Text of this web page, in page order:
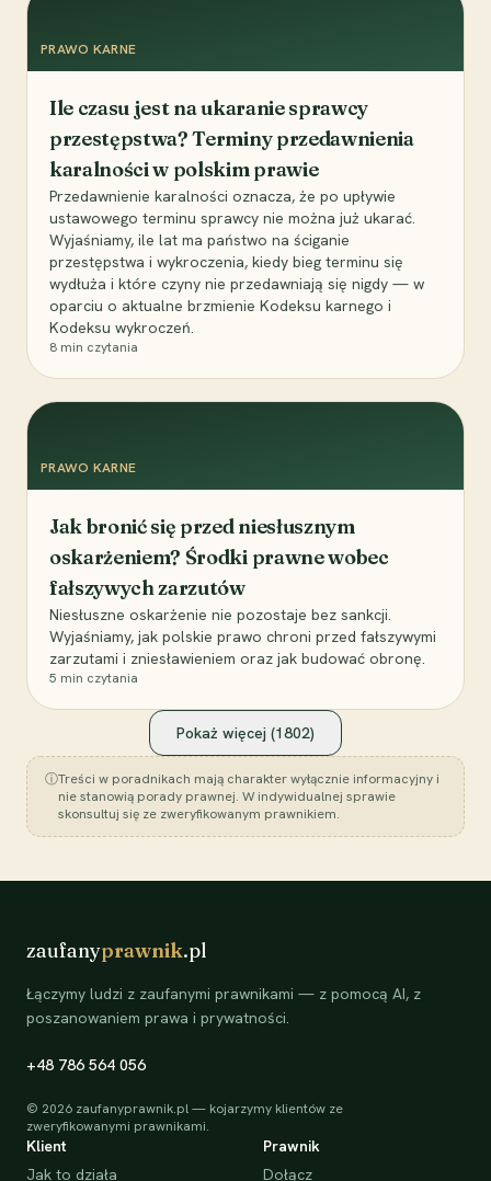
PRAWO KARNE
Ile czasu jest na ukaranie sprawcy
przestępstwa? Terminy przedawnienia
karalności w polskim prawie
Przedawnienie karalności oznacza, że po upływie
ustawowego terminu sprawcy nie można już ukarać.
Wyjaśniamy, ile lat ma państwo na ściganie
przestępstwa i wykroczenia, kiedy bieg terminu się
wydłuża i które czyny nie przedawniają się nigdy — w
oparciu o aktualne brzmienie Kodeksu karnego i
Kodeksu wykroczeń.
8 min czytania
PRAWO KARNE
Jak bronić się przed niesłusznym
oskarżeniem? Środki prawne wobec
fałszywych zarzutów
Niesłuszne oskarżenie nie pozostaje bez sankcji.
Wyjaśniamy, jak polskie prawo chroni przed fałszywymi
zarzutami i zniesławieniem oraz jak budować obronę.
5 min czytania
Pokaż więcej (1802)
ⓘTreści w poradnikach mają charakter wyłącznie informacyjny i
nie stanowią porady prawnej. W indywidualnej sprawie
skonsultuj się ze zweryfikowanym prawnikiem.
zaufanyprawnik.pl
Łączymy ludzi z zaufanymi prawnikami — z pomocą AI, z
poszanowaniem prawa i prywatności.
+48 786 564 056
© 2026 zaufanyprawnik.pl — kojarzymy klientów ze
zweryfikowanymi prawnikami.
Klient
Jak to działa
Prawnik
Dołącz